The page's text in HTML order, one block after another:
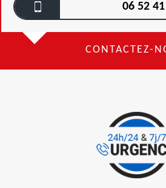
06 52
CONTACTEZ-